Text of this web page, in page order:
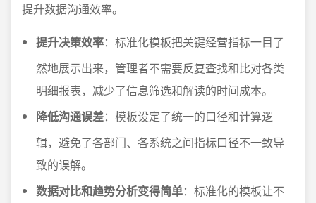
提升数据沟通效率。
提升决策效率：标准化模板把关键经营指标一目了
然地展示出来，管理者不需要反复查找和比对各类
明细报表，减少了信息筛选和解读的时间成本。
降低沟通误差：模板设定了统一的口径和计算逻
辑，避免了各部门、各系统之间指标口径不一致导
致的误解。
数据对比和趋势分析变得简单：标准化的模板让不